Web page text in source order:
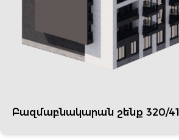
Բազմաբնակարան շենք 320/41